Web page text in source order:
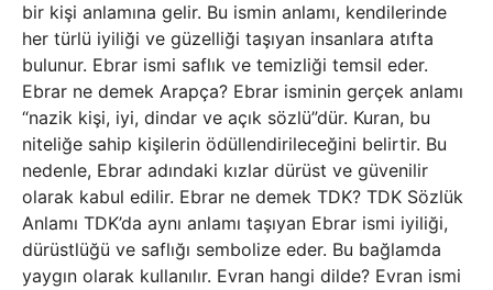
bir kişi anlamına gelir. Bu ismin anlamı, kendilerinde
her türlü iyiliği ve güzelliği taşıyan insanlara atıfta
bulunur. Ebrar ismi saflık ve temizliği temsil eder.
Ebrar ne demek Arapça? Ebrar isminin gerçek anlamı
“nazik kişi, iyi, dindar ve açık sözlü”dür. Kuran, bu
niteliğe sahip kişilerin ödüllendirileceğini belirtir. Bu
nedenle, Ebrar adındaki kızlar dürüst ve güvenilir
olarak kabul edilir. Ebrar ne demek TDK? TDK Sözlük
Anlamı TDK’da aynı anlamı taşıyan Ebrar ismi iyiliği,
dürüstlüğü ve saflığı sembolize eder. Bu bağlamda
yaygın olarak kullanılır. Evran hangi dilde? Evran ismi